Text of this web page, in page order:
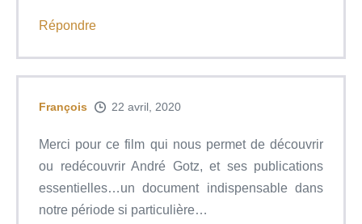
Répondre
François 22 avril, 2020
Merci pour ce film qui nous permet de découvrir
ou redécouvrir André Gotz, et ses publications
essentielles…un document indispensable dans
notre période si particulière…